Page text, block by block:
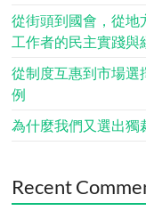
從街頭到國會，從地
工作者的民主實踐與
從制度互惠到市場選
例
為什麼我們又選出獨
Recent